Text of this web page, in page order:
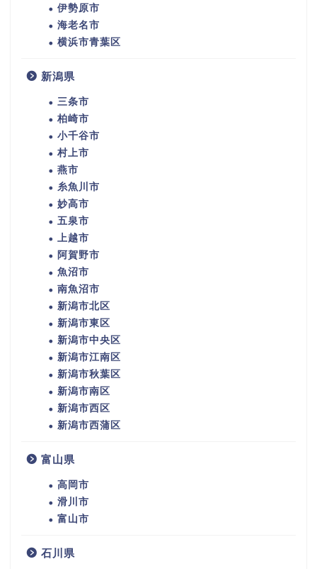
伊勢原市
海老名市
横浜市青葉区
新潟県
三条市
柏崎市
小千谷市
村上市
燕市
糸魚川市
妙高市
五泉市
上越市
阿賀野市
魚沼市
南魚沼市
新潟市北区
新潟市東区
新潟市中央区
新潟市江南区
新潟市秋葉区
新潟市南区
新潟市西区
新潟市西蒲区
富山県
高岡市
滑川市
富山市
石川県